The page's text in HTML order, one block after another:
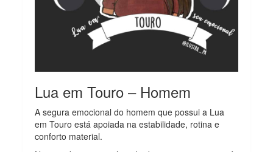
Lua em Touro – Homem
A segura emocional do homem que possui a Lua
em Touro está apoiada na estabilidade, rotina e
conforto material.